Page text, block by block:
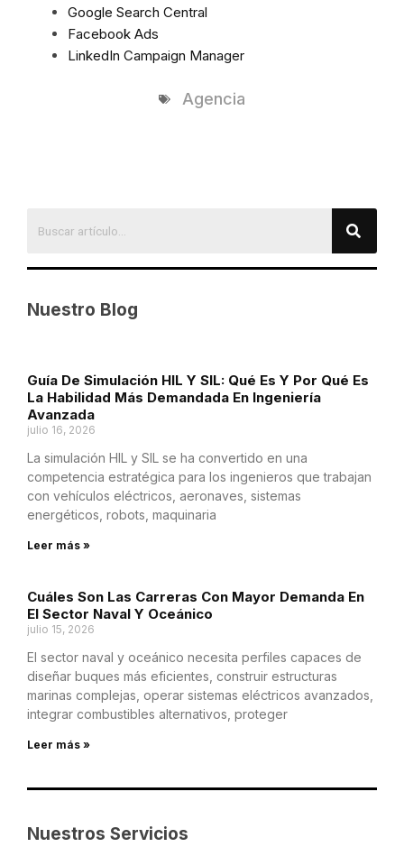
Google Search Central
Facebook Ads
LinkedIn Campaign Manager
Agencia
Nuestro Blog
Guía De Simulación HIL Y SIL: Qué Es Y Por Qué Es
La Habilidad Más Demandada En Ingeniería
Avanzada
julio 16, 2026
La simulación HIL y SIL se ha convertido en una
competencia estratégica para los ingenieros que trabajan
con vehículos eléctricos, aeronaves, sistemas
energéticos, robots, maquinaria
Leer más »
Cuáles Son Las Carreras Con Mayor Demanda En
El Sector Naval Y Oceánico
julio 15, 2026
El sector naval y oceánico necesita perfiles capaces de
diseñar buques más eficientes, construir estructuras
marinas complejas, operar sistemas eléctricos avanzados,
integrar combustibles alternativos, proteger
Leer más »
Nuestros Servicios